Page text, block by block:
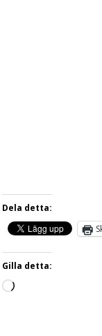
Dela detta:
Gilla detta: